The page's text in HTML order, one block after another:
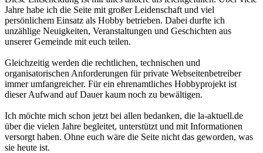
Jahre habe ich die Seite mit großer Leidenschaft und viel
persönlichem Einsatz als Hobby betrieben. Dabei durfte ich
unzählige Neuigkeiten, Veranstaltungen und Geschichten aus
unserer Gemeinde mit euch teilen.
Gleichzeitig werden die rechtlichen, technischen und
organisatorischen Anforderungen für private Webseitenbetreiber
immer umfangreicher. Für ein ehrenamtliches Hobbyprojekt ist
dieser Aufwand auf Dauer kaum noch zu bewältigen.
Ich möchte mich schon jetzt bei allen bedanken, die la-aktuell.de
über die vielen Jahre begleitet, unterstützt und mit Informationen
versorgt haben. Ohne euch wäre die Seite nicht das geworden, was
sie heute ist.